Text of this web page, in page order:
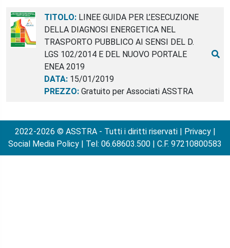
TITOLO: LINEE GUIDA PER L’ESECUZIONE
DELLA DIAGNOSI ENERGETICA NEL
TRASPORTO PUBBLICO AI SENSI DEL D.
LGS 102/2014 E DEL NUOVO PORTALE
ENEA 2019
DATA: 15/01/2019
PREZZO: Gratuito per Associati ASSTRA
2022-2026 © ASSTRA - Tutti i diritti riservati | Privacy|
Social Media Policy | Tel: 06.68603.500 | C.F. 97210800583